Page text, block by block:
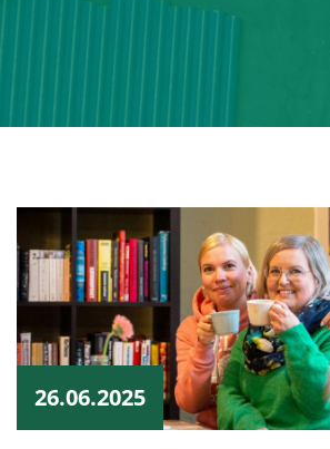
26.06.2025